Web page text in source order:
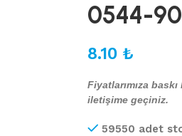
0544-
8.10 ₺
Fiyatlarımıza
iletişime geçiniz.
59550 adet